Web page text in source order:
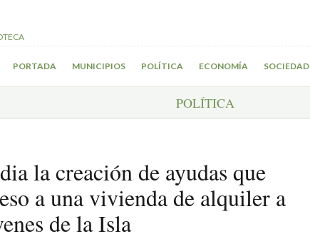
PORTADA MUNICIPIOS POLÍTICA ECONOMÍA SOCIEDAD
POLÍTICA
la creación de ayudas que
a una vivienda de alquiler a
de la Isla